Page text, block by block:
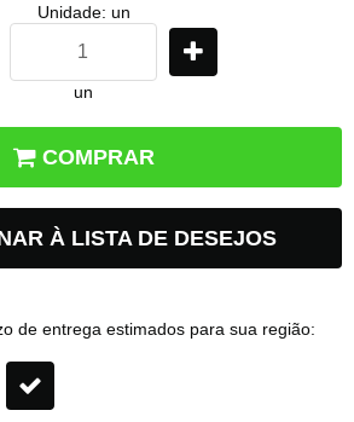
Unidade: un
un
COMPRAR
À LISTA DE DESEJOS
de entrega estimados para sua região: